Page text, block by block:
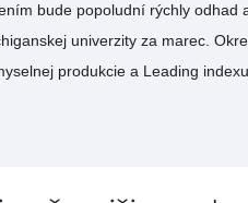
bude popoludní rýchly odhad
univerzity za marec.
produkcie a Leading